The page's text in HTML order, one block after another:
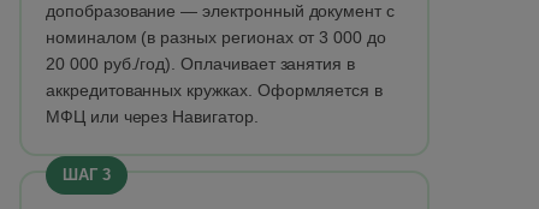
допобразование — электронный документ с
номиналом (в разных регионах от 3 000 до
20 000 руб./год). Оплачивает занятия в
аккредитованных кружках. Оформляется в
МФЦ или через Навигатор.
ШАГ 3